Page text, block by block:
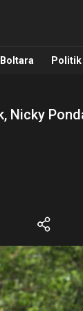
Boltara Politik
Nicky